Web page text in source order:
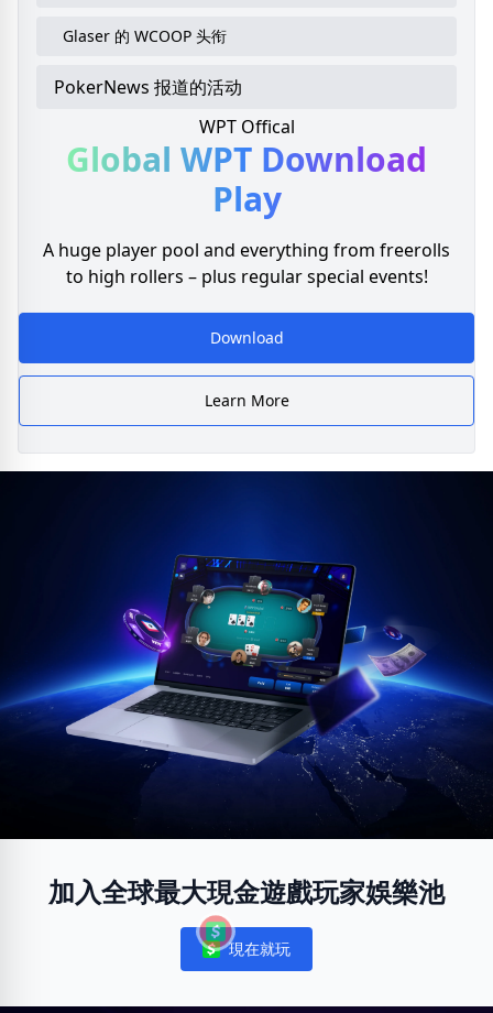
Glaser 的 WCOOP 头衔
PokerNews 报道的活动
WPT Offical
Global WPT Download
Play
A huge player pool and everything from freerolls
to high rollers – plus regular special events!
Download
Learn More
加入全球最大現金遊戲玩家娛樂池
Notifications
現在就玩